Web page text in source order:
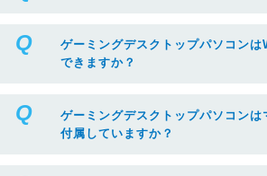
ゲーミングデスクトップパソコン
できますか？
ゲーミングデスクトップパソコン
付属していますか？